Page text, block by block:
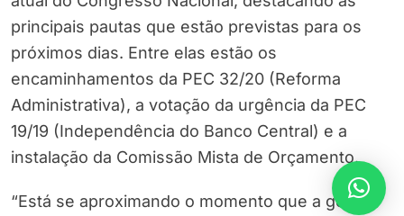
principais pautas que estão previstas para os
próximos dias. Entre elas estão os
encaminhamentos da PEC 32/20 (Reforma
Administrativa), a votação da urgência da PEC
19/19 (Independência do Banco Central) e a
instalação da Comissão Mista de Orçamento.
“Está se aproximando o momento que a gente